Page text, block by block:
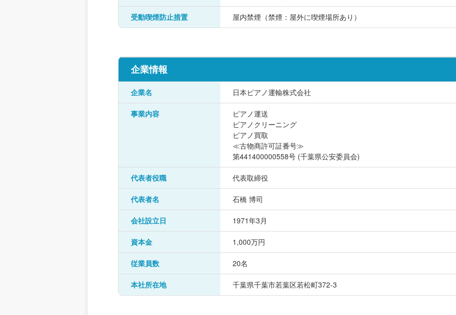
受動喫煙防止措置 屋内禁煙（禁煙：屋外に喫煙場所あり）
企業情報
企業名 日本ピアノ運輸株式会社
事業内容
ピアノ運送
ピアノクリーニング
ピアノ買取
≪古物商許可証番号≫
第441400000558号 (千葉県公安委員会)
代表者役職 代表取締役
代表者名 石橋 博司
会社設立日 1971年3月
資本金 1,000万円
従業員数 20名
本社所在地 千葉県千葉市若葉区若松町372-3